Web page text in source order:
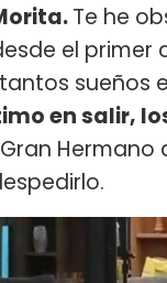
Te he
el primer
sueños
en salir,
Gran